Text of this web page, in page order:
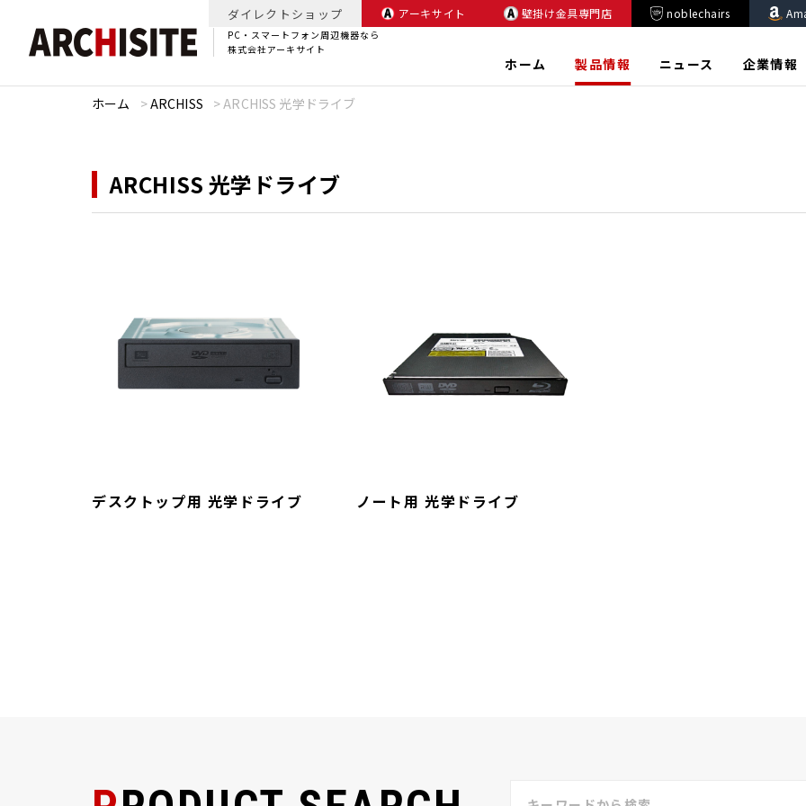
PC・スマートフォン周辺機器なら
株式会社アーキサイト
ダイレクトショップ アーキサイト 壁掛け金具専門店 noblechairs
ホーム 製品情報 ニュース 企業情報
ホーム >ARCHISS >ARCHISS 光学ドライブ
ARCHISS 光学ドライブ
デスクトップ用 光学ドライブ ノート用 光学ドライブ